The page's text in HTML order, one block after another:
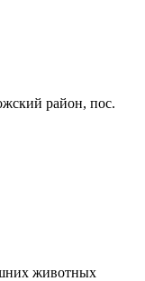
район, пос.
животных